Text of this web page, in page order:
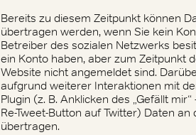
Bereits zu diesem Zeitpunkt können
übertragen werden, wenn Sie kein
Betreiber des sozialen Netzwerks
ein Konto haben, aber zum Zeitpunkt
Website nicht angemeldet sind.
aufgrund weiterer Interaktionen mit
Plugin (z. B. Anklicken des „Gefällt
Re-Tweet-Button auf Twitter) Daten
übertragen.